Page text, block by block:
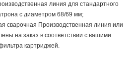
линия для стандартного
с диаметром 68/69 мм;
сварочная Производственная линия или
на заказ в соответствии с вашими
картриджей.